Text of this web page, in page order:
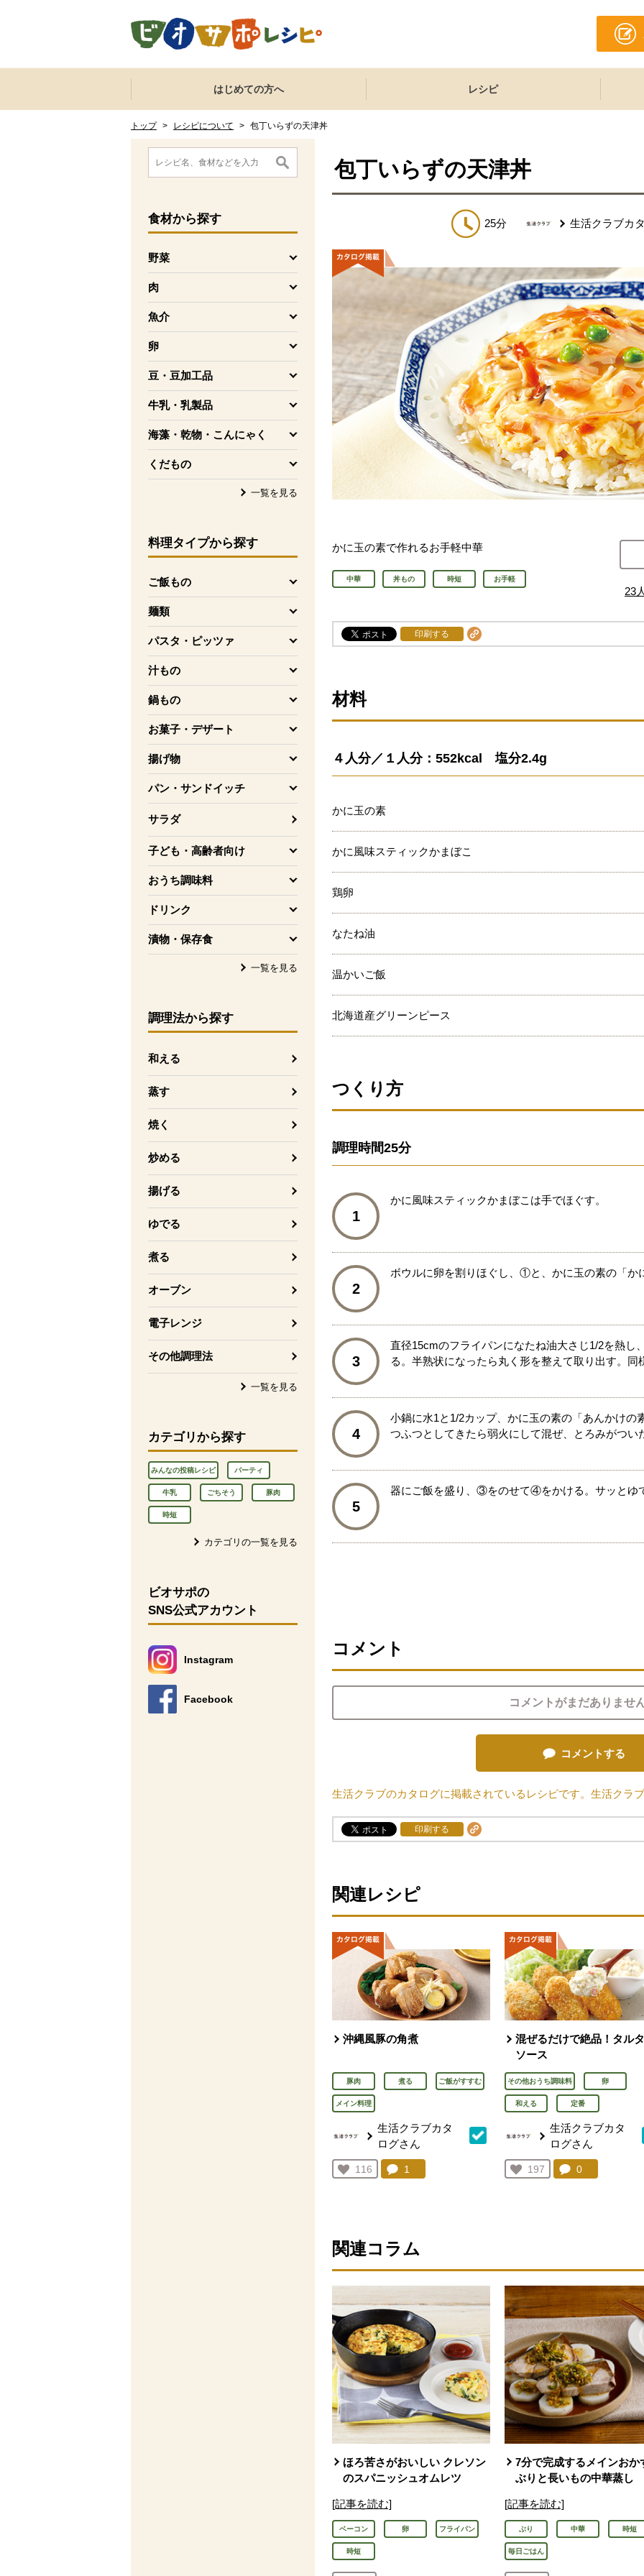
ここからサイト内共通メニューです。
サイト内共通メニューをスキップする
はじめての方へ レシピ
トップ > レシピについて > 包丁いらずの天津丼
ここから消費材検索メニューです。
食材から探す
野菜
を開く
肉
を開く
魚介
を開く
卵
を開く
豆・豆加工品
を開く
牛乳・乳製品
を開く
海藻・乾物・こんにゃく
を開く
くだもの
を開く
一覧を見る
料理タイプから探す
ご飯もの
を開く
麺類
を開く
パスタ・ピッツァ
を開く
汁もの
を開く
鍋もの
を開く
お菓子・デザート
を開く
揚げ物
を開く
パン・サンドイッチ
を開く
サラダ
子ども・高齢者向け
を開く
おうち調味料
を開く
ドリンク
を開く
漬物・保存食
を開く
一覧を見る
調理法から探す
和える
蒸す
焼く
炒める
揚げる
ゆでる
煮る
オーブン
電子レンジ
その他調理法
一覧を見る
カテゴリから探す
みんなの投稿レシピ パーティ
牛乳 ごちそう 豚肉
時短
カテゴリの一覧を見る
消費材検索メニューここまで。
ここから本文です。
ビオサポの
SNS公式アカウント
Instagram
別のウィンドウで開きます。
Facebook
別のウィンドウで開きます。
包丁いらずの天津丼
25分 生活クラブカ
かに玉の素で作れるお手軽中華
中華 丼もの 時短 お手軽
23
印刷する
材料
４人分／１人分：552kcal 塩分2.4g
かに玉の素
かに風味スティックかまぼこ
鶏卵
なたね油
温かいご飯
北海道産グリーンピース
つくり方
調理時間25分
1
かに風味スティックかまぼこは手でほぐす。
2
ボウルに卵を割りほぐし、①と、かに玉の素の「か
3
直径15cmのフライパンになたね油大さじ1/2を熱
る。半熟状になったら丸く形を整えて取り出す。同
4
小鍋に水1と1/2カップ、かに玉の素の「あんかけの
つふつとしてきたら弱火にして混ぜ、とろみがつい
5
器にご飯を盛り、③をのせて④をかける。サッとゆ
コメント
コメントがまだありません
コメントする
生活クラブのカタログに掲載されているレシピです。生活クラ
印刷する
関連レシピ
沖縄風豚の角煮
豚肉 煮る ご飯がすすむ
メイン料理
生活クラブカタ
ログさん
お気に入り登録：
116
人が登録
コメント：
1
混ぜるだけで絶品！タル
ソース
その他おうち調味料 卵
和える 定番
生活クラブカタ
ログさん
お気に入り登録：
197
人が登録
コメント：
0件。コメント
関連コラム
ほろ苦さがおいしい クレソン
のスパニッシュオムレツ
[記事を読む]
ベーコン 卵 フライパン
時短
7分で完成するメインおか
ぶりと長いもの中華蒸し
[記事を読む]
ぶり 中華 時短
毎日ごはん